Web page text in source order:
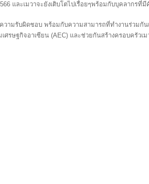
และเมวาจะยังเติบโตไปเรื่อยๆพร้อมกับบุคลากรที่
วามรับผิดชอบ พร้อมกับความสามารถที่ทำงานร่วมกัน
รษฐกิจอาเซียน (AEC) และช่วยกันสร้างครอบครัวเ